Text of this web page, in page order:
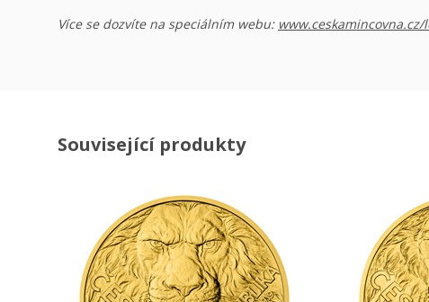
Více se dozvíte na speciálním webu: www.ceskamincovna.cz/
Související produkty